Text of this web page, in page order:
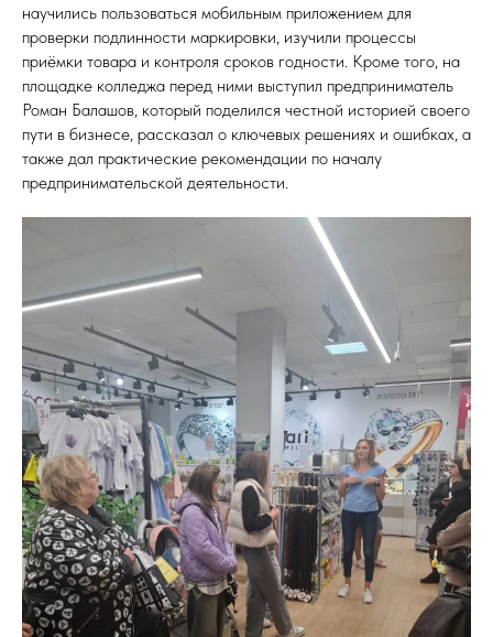
научились пользоваться мобильным приложением для
проверки подлинности маркировки, изучили процессы
приёмки товара и контроля сроков годности. Кроме того, на
площадке колледжа перед ними выступил предприниматель
Роман Балашов, который поделился честной историей своего
пути в бизнесе, рассказал о ключевых решениях и ошибках, а
также дал практические рекомендации по началу
предпринимательской деятельности.